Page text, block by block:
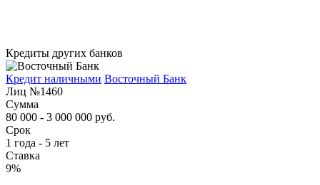
Кредиты других банков
Кредит наличными Восточный Банк
Лиц №1460
Сумма
80 000 - 3 000 000 руб.
Срок
1 года - 5 лет
Ставка
9%